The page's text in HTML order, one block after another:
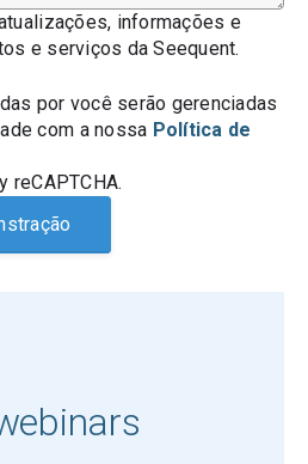
informações e
e serviços da Seequent.
por você serão gerenciadas
com a nossa Política de